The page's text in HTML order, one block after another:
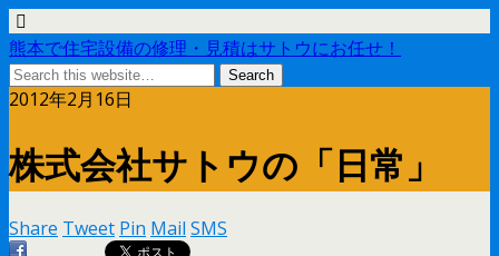
熊本で住宅設備の修理・見積はサトウにお任せ！
2012年2月16日
株式会社サトウの「日常」
Share Tweet Pin Mail SMS